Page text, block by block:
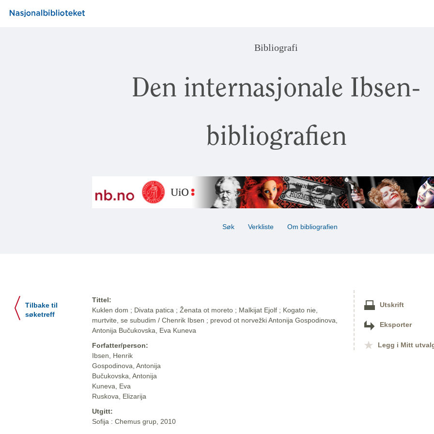
Bibliografi
Den internasjonale Ibsen-
bibliografien
Søk Verkliste Om bibliografien
Tilbake til
søketreff
Tittel:
Kuklen dom ; Divata patica ; Ženata ot moreto ; Malkijat Ejolf ; Kogato nie,
murtvite, se subudim / Chenrik Ibsen ; prevod ot norvežki Antonija Gospodinova,
Antonija Bučukovska, Eva Kuneva
Forfatter/person:
Ibsen, Henrik
Gospodinova, Antonija
Bučukovska, Antonija
Kuneva, Eva
Ruskova, Elizarija
Utgitt:
Sofija : Chemus grup, 2010
Utskrift
Eksporter
Legg i Mitt